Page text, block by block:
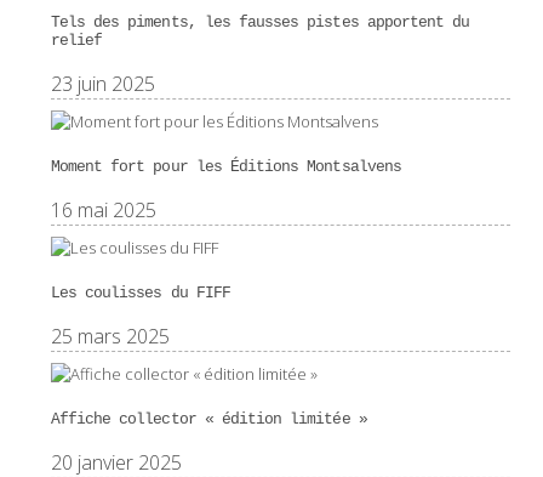
Tels des piments, les fausses pistes apportent du
relief
23 juin 2025
Moment fort pour les Éditions Montsalvens
16 mai 2025
Les coulisses du FIFF
25 mars 2025
Affiche collector « édition limitée »
20 janvier 2025